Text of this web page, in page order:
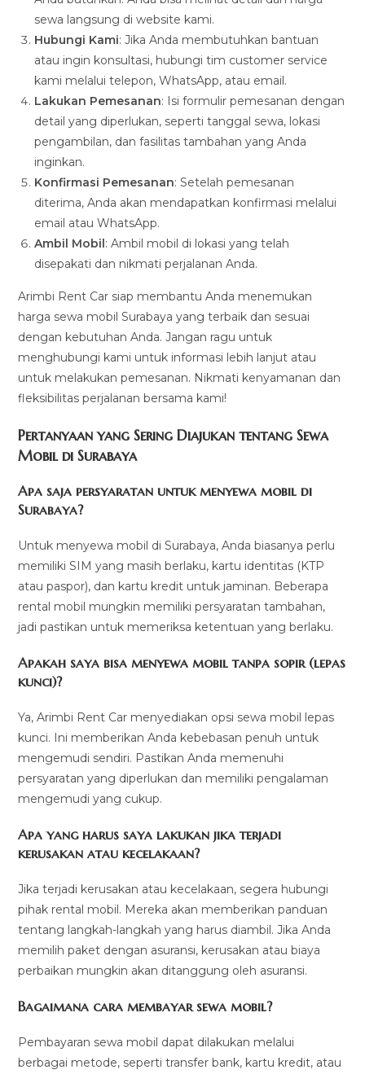
sewa langsung di website kami.
Hubungi Kami: Jika Anda membutuhkan bantuan
atau ingin konsultasi, hubungi tim customer service
kami melalui telepon, WhatsApp, atau email.
Lakukan Pemesanan: Isi formulir pemesanan dengan
detail yang diperlukan, seperti tanggal sewa, lokasi
pengambilan, dan fasilitas tambahan yang Anda
inginkan.
Konfirmasi Pemesanan: Setelah pemesanan
diterima, Anda akan mendapatkan konfirmasi melalui
email atau WhatsApp.
Ambil Mobil : Ambil mobil di lokasi yang telah
disepakati dan nikmati perjalanan Anda.
Arimbi Rent Car siap membantu Anda menemukan
harga sewa mobil Surabaya yang terbaik dan sesuai
dengan kebutuhan Anda. Jangan ragu untuk
menghubungi kami untuk informasi lebih lanjut atau
untuk melakukan pemesanan. Nikmati kenyamanan dan
fleksibilitas perjalanan bersama kami!
Pertanyaan yang Sering Diajukan tentang Sewa
Mobil di Surabaya
Apa saja persyaratan untuk menyewa mobil di
Surabaya?
Untuk menyewa mobil di Surabaya, Anda biasanya perlu
memiliki SIM yang masih berlaku, kartu identitas (KTP
atau paspor), dan kartu kredit untuk jaminan. Beberapa
rental mobil mungkin memiliki persyaratan tambahan,
jadi pastikan untuk memeriksa ketentuan yang berlaku.
Apakah saya bisa menyewa mobil tanpa sopir (lepas
kunci)?
Ya, Arimbi Rent Car menyediakan opsi sewa mobil lepas
kunci. Ini memberikan Anda kebebasan penuh untuk
mengemudi sendiri. Pastikan Anda memenuhi
persyaratan yang diperlukan dan memiliki pengalaman
mengemudi yang cukup.
Apa yang harus saya lakukan jika terjadi
kerusakan atau kecelakaan?
Jika terjadi kerusakan atau kecelakaan, segera hubungi
pihak rental mobil. Mereka akan memberikan panduan
tentang langkah-langkah yang harus diambil. Jika Anda
memilih paket dengan asuransi, kerusakan atau biaya
perbaikan mungkin akan ditanggung oleh asuransi.
Bagaimana cara membayar sewa mobil?
Pembayaran sewa mobil dapat dilakukan melalui
berbagai metode, seperti transfer bank, kartu kredit, atau